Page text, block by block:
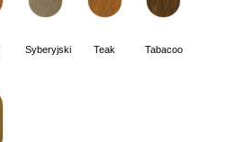
Syberyjski Teak Tabacoo